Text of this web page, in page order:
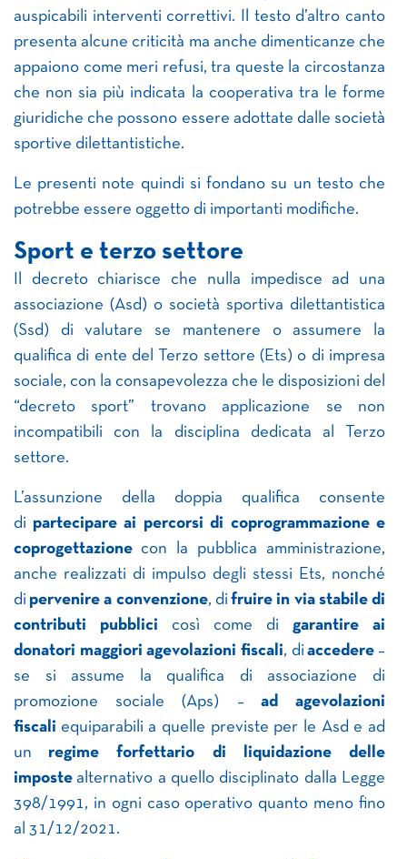
auspicabili interventi correttivi. Il testo d’altro canto
presenta alcune criticità ma anche dimenticanze che
appaiono come meri refusi, tra queste la circostanza
che non sia più indicata la cooperativa tra le forme
giuridiche che possono essere adottate dalle società
sportive dilettantistiche.
Le presenti note quindi si fondano su un testo che
potrebbe essere oggetto di importanti modifiche.
Sport e terzo settore
Il decreto chiarisce che nulla impedisce ad una
associazione (Asd) o società sportiva dilettantistica
(Ssd) di valutare se mantenere o assumere la
qualifica di ente del Terzo settore (Ets) o di impresa
sociale, con la consapevolezza che le disposizioni del
“decreto sport” trovano applicazione se non
incompatibili con la disciplina dedicata al Terzo
settore.
L’assunzione della doppia qualifica consente
di partecipare ai percorsi di coprogrammazione e
coprogettazione con la pubblica amministrazione,
anche realizzati di impulso degli stessi Ets, nonché
di pervenire a convenzione, difruire in via stabile di
contributi pubblici così come di garantire ai
donatori maggiori agevolazioni fiscali, diaccedere –
se si assume la qualifica di associazione di
promozione sociale (Aps) – ad agevolazioni
fiscali equiparabili a quelle previste per le Asd e ad
un regime forfettario di liquidazione delle
imposte alternativo a quello disciplinato dalla Legge
398/1991, in ogni caso operativo quanto meno fino
al 31/12/2021.